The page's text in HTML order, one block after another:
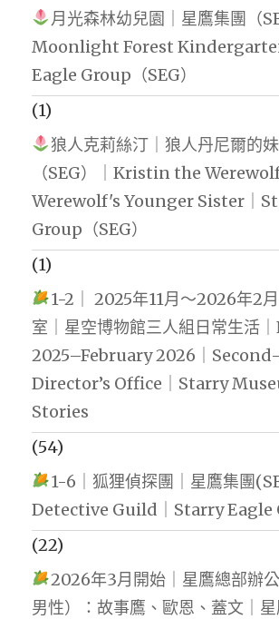
月光森林幼兒園｜星鷹集團（
Moonlight Forest
Eagle Group（SEG）
(1)
狼人克莉絲汀｜狼人丹尼爾的
（SEG）｜Kristin the
Werewolf's Younger Sister｜
Group（SEG）
(1)
1-2｜ 2025年11月～2026年2
室｜星空博物館三人組日常生活
2025–February 2026｜
Director’s Office｜Starry
Stories
(54)
1-6｜狐狸偵探團｜星鷹集團
Detective Guild｜Starry Eagle
(22)
2026年3月開始｜星鷹總部辦
男性）：故事鷹、歐恩、蓋文｜